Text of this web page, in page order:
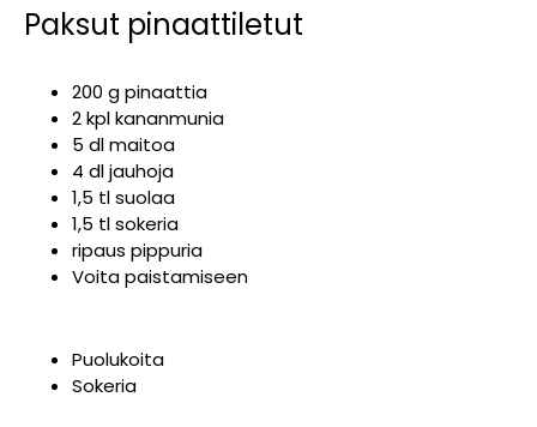
Paksut pinaattiletut
200 g pinaattia
2 kpl kananmunia
5 dl maitoa
4 dl jauhoja
1,5 tl suolaa
1,5 tl sokeria
ripaus pippuria
Voita paistamiseen
Puolukoita
Sokeria